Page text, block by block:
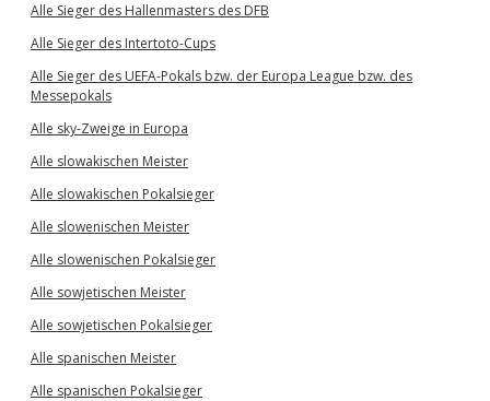
Alle Sieger des Hallenmasters des DFB
Alle Sieger des Intertoto-Cups
Alle Sieger des UEFA-Pokals bzw. der Europa League bzw. des
Messepokals
Alle sky-Zweige in Europa
Alle slowakischen Meister
Alle slowakischen Pokalsieger
Alle slowenischen Meister
Alle slowenischen Pokalsieger
Alle sowjetischen Meister
Alle sowjetischen Pokalsieger
Alle spanischen Meister
Alle spanischen Pokalsieger